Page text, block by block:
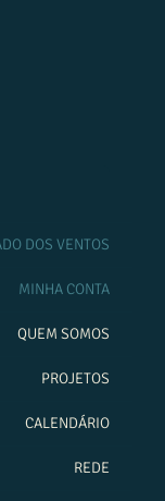
DOS VENTOS
MINHA CONTA
QUEM SOMOS
PROJETOS
CALENDÁRIO
REDE